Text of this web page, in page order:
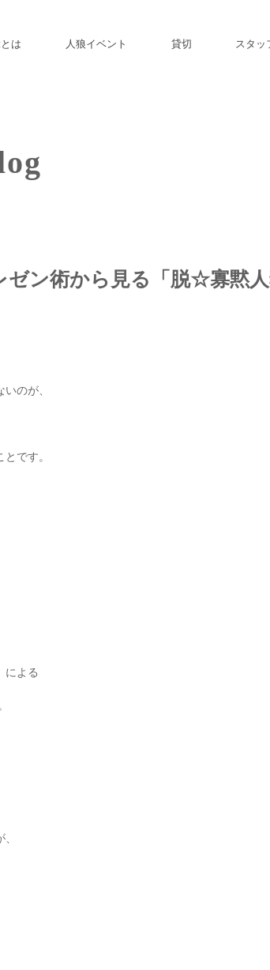
は 人狼イベント 貸切 スタッ
ゼン術から見る「脱☆寡黙
のが、
です。
による